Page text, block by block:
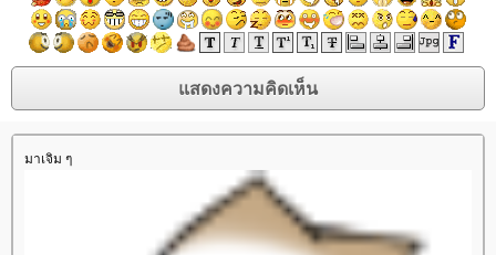
มาเจิม ๆ